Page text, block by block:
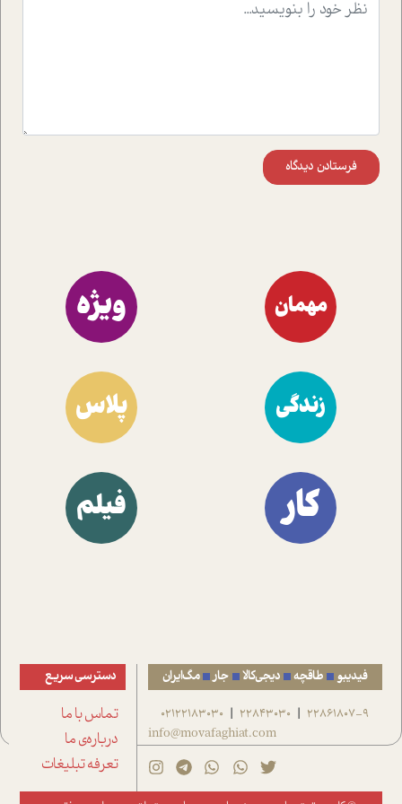
موثرترین راهکارهای استفاده از هوش مصنوعی در حوزه های
فرستادن دیدگاه
مهمان ویژه
زندگی پلاس
کار فیلم
فیدیبو طاقچه دیجی‌کالا جار مگ‌ایران
22861807-9
|
22843030
|
02122183030
info@movafaghiat.com
دسترسی سریع
تماس با ما
درباره‌ی ما
تعرفه تبلیغات